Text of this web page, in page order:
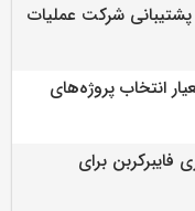
پشتیبانی شرکت عملیات
نژاد اعلام کرد: 5 معیار انتخاب پروژه‌های
شفت درایو۵متری فایبرکربن برای